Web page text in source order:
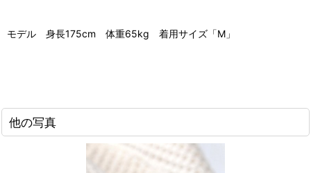
モデル 身長175cm 体重65kg 着用サイズ「M」
他の写真